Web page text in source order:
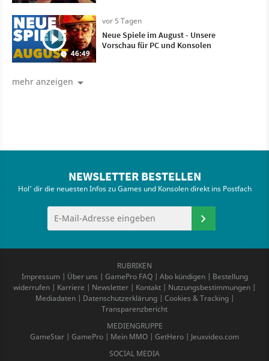
46:49
vor 5 Tagen
Neue Spiele im August - Unsere
Vorschau für PC und Konsolen
mehr anzeigen
NEWSLETTER BESTELLEN
Hol' dir die neuesten Infos zu Games und Konsolen direkt ins Postfach
RUBRIKEN
Impressum| Über uns GamePro FAQ| Abo kündigen| Bestellung
widerrufen
Karriere Newsletter Kontakt Nutzungsbestimmungen
Mediadaten| Datenschutzerklärung| Cookies & Tracking|
Transparenzbericht
MEDIENGRUPPE
GameStar
GamePro Mein MMO GetHero
Jeuxvideo.com
SOCIAL MEDIA